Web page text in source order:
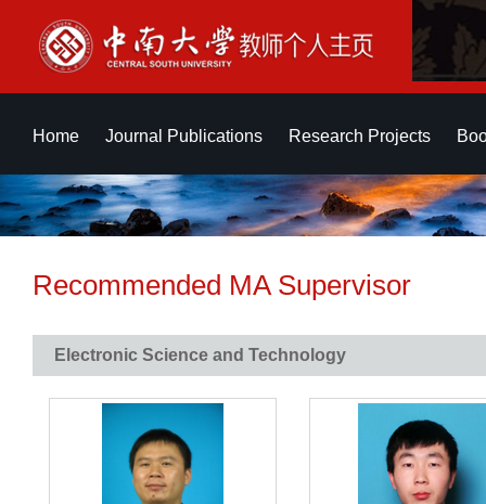
Home Journal Publications Research Projects
Recommended MA Supervisor
Electronic Science and Technology